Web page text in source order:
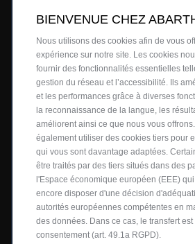
BIENVENUE CHEZ
Nous utilisons des cookies afin de vous
expérience sur notre site. Les cookies
fournir des fonctionnalités essentielles
gestion du réseau et l’accessibilité. Ils
et les performances grâce à diverses
la reconnaissance de la langue, les
améliorent ainsi ce que nous vous
également utiliser des cookies tiers pour
qui vous sont davantage adaptées.
être traités par des tiers situés dans des
l'Espace économique européen (EEE)
encore disposer d'une décision
autorités européennes compétentes en
des données. Dans ce cas, le transfert
consentement (art. 49.1a RGPD).